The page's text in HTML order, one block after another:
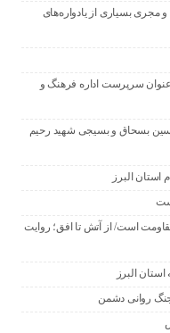
مجری بسیاری از یادواره‌های
سرپرست اداره فرهنگ و
یاسین بسحاق و بسیجی شهید رحیم
استان البرز
است/ از آتش تا افق؛ روایت
البرز
جنگ روانی دشمن